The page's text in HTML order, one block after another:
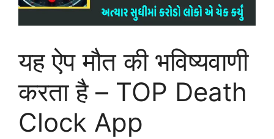
यह ऐप मौत की भविष्यवाणी
करता है – TOP Death
Clock App